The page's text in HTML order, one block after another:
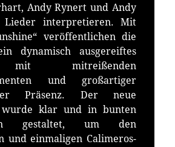
Andy Rynert und Andy
Lieder interpretieren. Mit
veröffentlichen die
dynamisch ausgereiftes
mitreißenden
und großartiger
Präsenz. Der neue
wurde klar und in bunten
gestaltet, um den
und einmaligen Calimeros-